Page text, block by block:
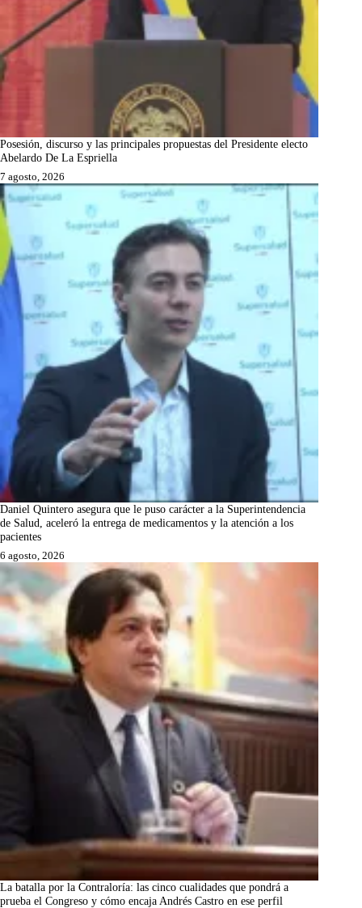
Posesión, discurso y las principales propuestas del Presidente electo
Abelardo De La Espriella
7 agosto, 2026
Daniel Quintero asegura que le puso carácter a la Superintendencia
de Salud, aceleró la entrega de medicamentos y la atención a los
pacientes
6 agosto, 2026
La batalla por la Contraloría: las cinco cualidades que pondrá a
prueba el Congreso y cómo encaja Andrés Castro en ese perfil